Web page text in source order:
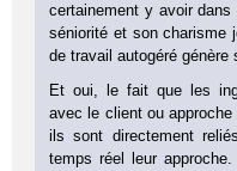
certainement y avoir dans
séniorité et son charisme
de travail autogéré
Et oui, le fait que les
avec le client ou
ils sont directement
temps réel leur